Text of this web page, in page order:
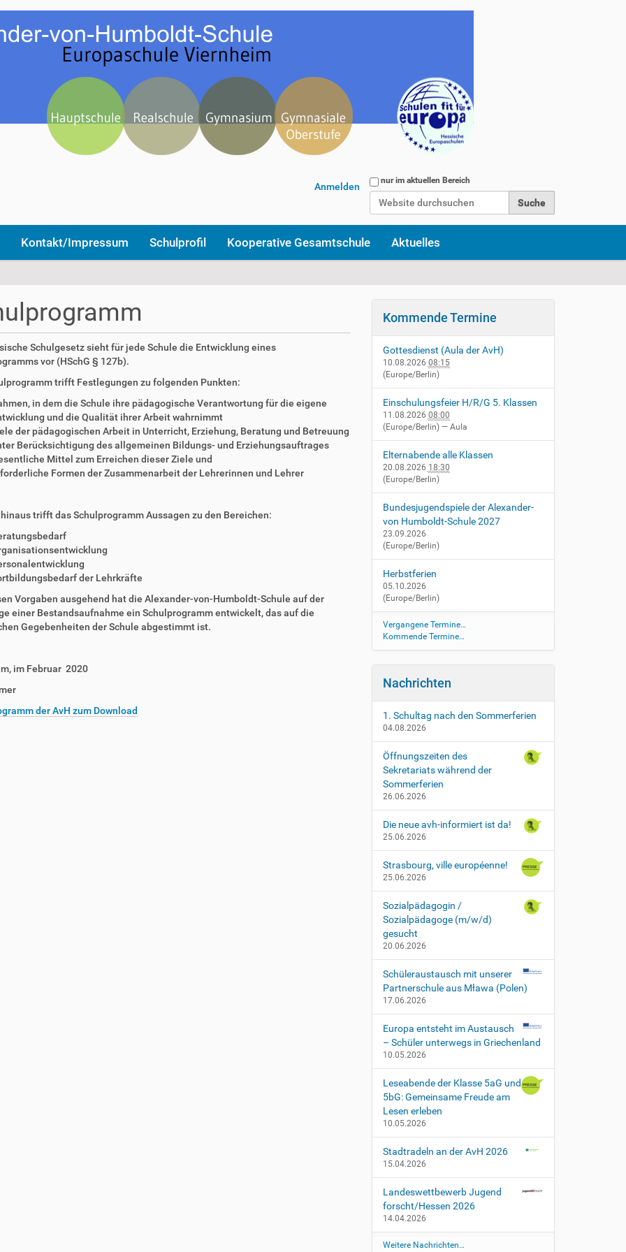
Website durchsuchen
nur im aktuellen Bereich
Anmelden
Kontakt/Impressum Schulprofil Kooperative Gesamtschule Aktuelles
Schulgesetz sieht für jede Schule die Entwicklung eines
vor (HSchG § 127b).
trifft Festlegungen zu folgenden Punkten:
in dem die Schule ihre pädagogische Verantwortung für die eigene
und die Qualität ihrer Arbeit wahrnimmt
der pädagogischen Arbeit in Unterricht, Erziehung, Beratung und Betreuung
Berücksichtigung des allgemeinen Bildungs- und Erziehungsauftrages
Mittel zum Erreichen dieser Ziele und
Formen der Zusammenarbeit der Lehrerinnen und Lehrer
trifft das Schulprogramm Aussagen zu den Bereichen:
der Lehrkräfte
Vorgaben ausgehend hat die Alexander-von-Humboldt-Schule auf der
einer Bestandsaufnahme ein Schulprogramm entwickelt, das auf die
Gegebenheiten der Schule abgestimmt ist.
im Februar 2020
der AvH zum Download
Kommende Termine
Gottesdienst (Aula der AvH)
10.08.2026 08:15
(Europe/Berlin)
Einschulungsfeier H/R/G 5. Klassen
11.08.2026 08:00
(Europe/Berlin) — Aula
Elternabende alle Klassen
20.08.2026 18:30
(Europe/Berlin)
Bundesjugendspiele der Alexander-
von Humboldt-Schule 2027
23.09.2026
(Europe/Berlin)
Herbstferien
05.10.2026
(Europe/Berlin)
Vergangene Termine…
Kommende Termine…
Nachrichten
1. Schultag nach den Sommerferien
04.08.2026
Öffnungszeiten des
Sekretariats während der
Sommerferien
26.06.2026
Die neue avh-informiert ist da!
25.06.2026
Strasbourg, ville européenne!
25.06.2026
Sozialpädagogin /
Sozialpädagoge (m/w/d)
gesucht
20.06.2026
Schüleraustausch mit unserer
Partnerschule aus Mława (Polen)
17.06.2026
Europa entsteht im Austausch
– Schüler unterwegs in Griechenland
10.05.2026
Leseabende der Klasse 5aG und
5bG: Gemeinsame Freude am
Lesen erleben
10.05.2026
Stadtradeln an der AvH 2026
15.04.2026
Landeswettbewerb Jugend
forscht/Hessen 2026
14.04.2026
Weitere Nachrichten…